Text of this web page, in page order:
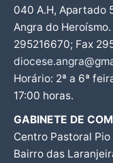
040 A.H, Apartado
Angra do Heroísmo.
295216670; Fax
Horário: 2ª a 6ª
17:00 horas.
GABINETE DE
Centro Pastoral Pio
Bairro das